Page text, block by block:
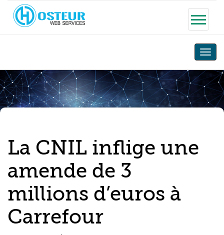
Toggle
La CNIL inflige une
amende de 3
millions d’euros à
Carrefour